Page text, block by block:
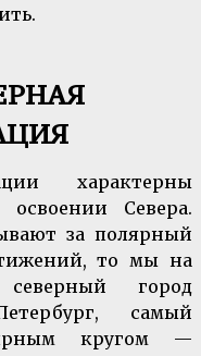
характерны
Севера.
за полярный
то мы на
город
самый
кругом —